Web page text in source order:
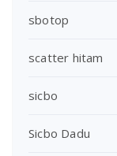
sbotop
scatter hitam
sicbo
Sicbo Dadu